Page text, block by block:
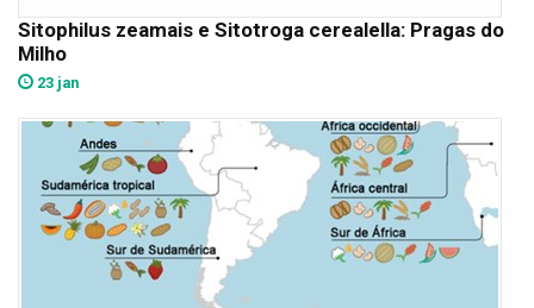
Sitophilus zeamais e Sitotroga cerealella: Pragas do
Milho
23 jan